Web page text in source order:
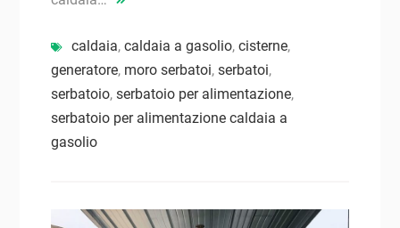
caldaia, caldaia a gasolio, cisterne,
generatore, moro serbatoi, serbatoi,
serbatoio, serbatoio per alimentazione,
serbatoio per alimentazione caldaia a
gasolio